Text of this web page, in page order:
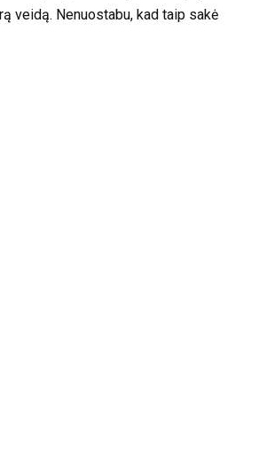
veidą. Nenuostabu, kad taip sakė